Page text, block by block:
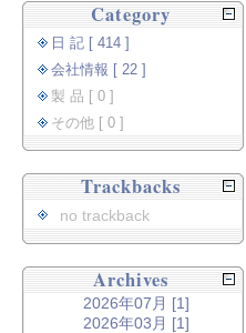
Category
日 記 [ 414 ]
会社情報 [ 22 ]
製 品 [ 0 ]
その他 [ 0 ]
Trackbacks
no trackback
Archives
2026年07月 [1]
2026年03月 [1]